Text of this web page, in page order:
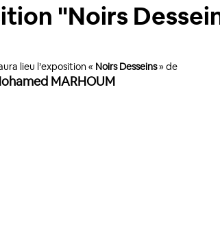
"Noirs
lieu l’exposition « Noirs Desseins » de
MARHOUM